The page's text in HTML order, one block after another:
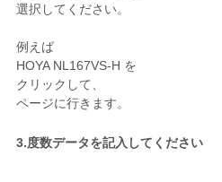
選択してください。
例えば
HOYA NL167VS-H を
クリックして、
ページに行きます。
3.度数データを記入してください